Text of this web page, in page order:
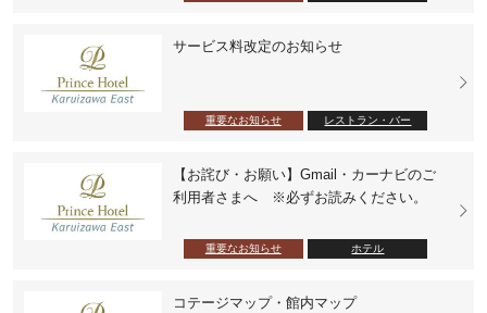
サービス料改定のお知らせ
重要なお知らせ レストラン・バー
【お詫び・お願い】Gmail・カーナビのご
利用者さまへ ※必ずお読みください。
重要なお知らせ ホテル
コテージマップ・館内マップ